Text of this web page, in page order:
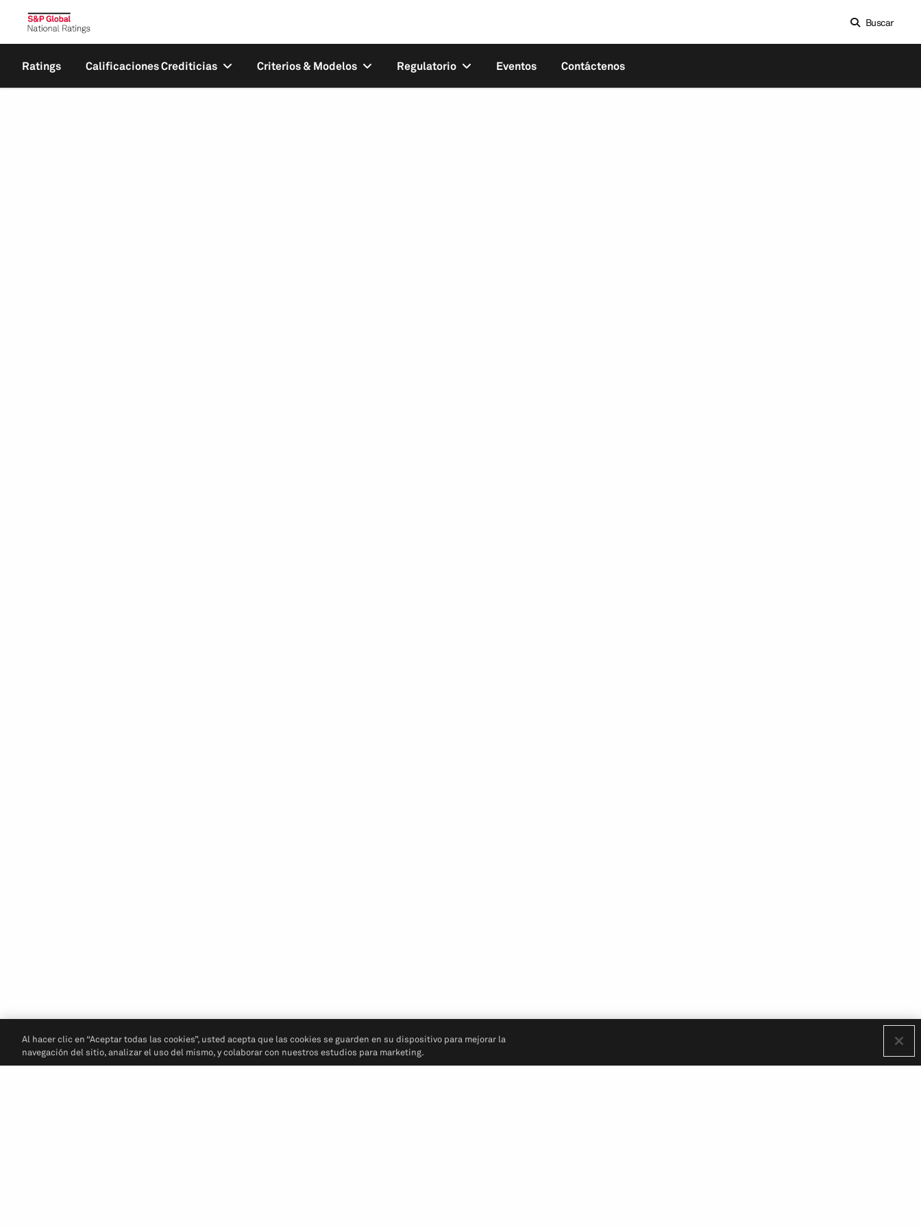
Buscar
Ratings Calificaciones Crediticias Criterios & Modelos Regulatorio Eventos Contáctenos
Al hacer clic en “Aceptar todas las cookies”, usted acepta que las cookies se guarden en su dispositivo para mejorar la
navegación del sitio, analizar el uso del mismo, y colaborar con nuestros estudios para marketing.